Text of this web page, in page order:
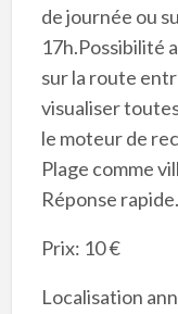
de journée ou
17h.Possibilité
sur la route
visualiser
le moteur de
Plage comme
Réponse rapide.
Prix: 10 €
Localisation